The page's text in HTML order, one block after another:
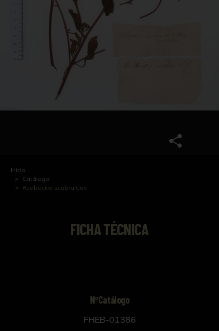
Inicio
Catálogo
Rudbeckia scabra Cav.
FICHA TÉCNICA
NºCatálogo
FHEB-01386